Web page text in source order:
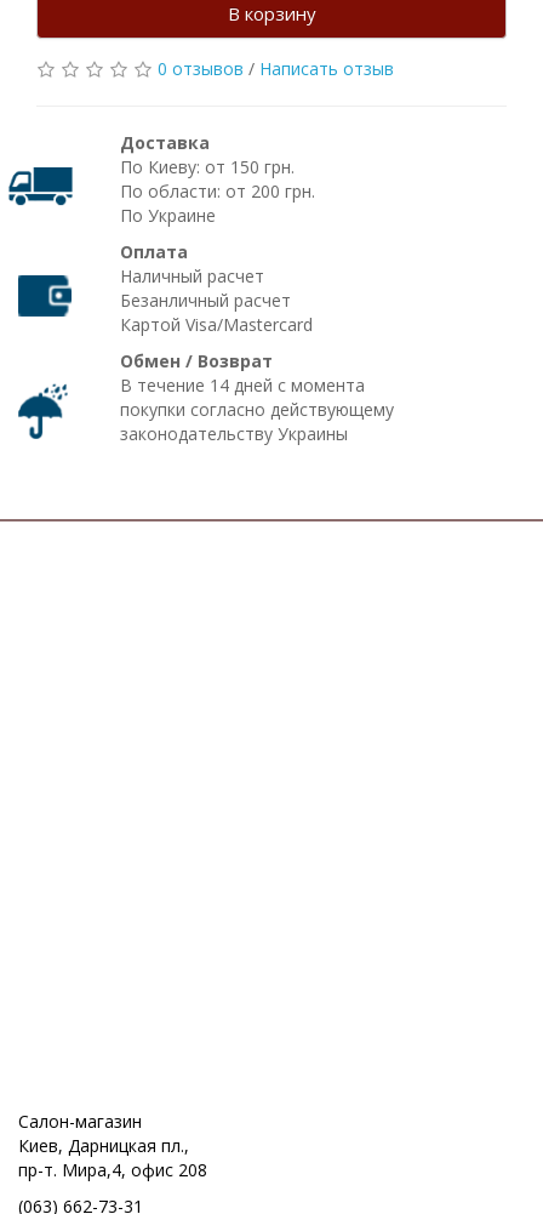
В корзину
0 отзывов / Написать отзыв
Доставка
По Киеву: от 150 грн.
По области: от 200 грн.
По Украине
Оплата
Наличный расчет
Безанличный расчет
Картой Visa/Mastercard
Обмен / Возврат
В течение 14 дней с момента
покупки согласно действующему
законодательству Украины
Салон-магазин
Киев, Дарницкая пл.,
пр-т. Мира,4, офис 208
(063) 662-73-31